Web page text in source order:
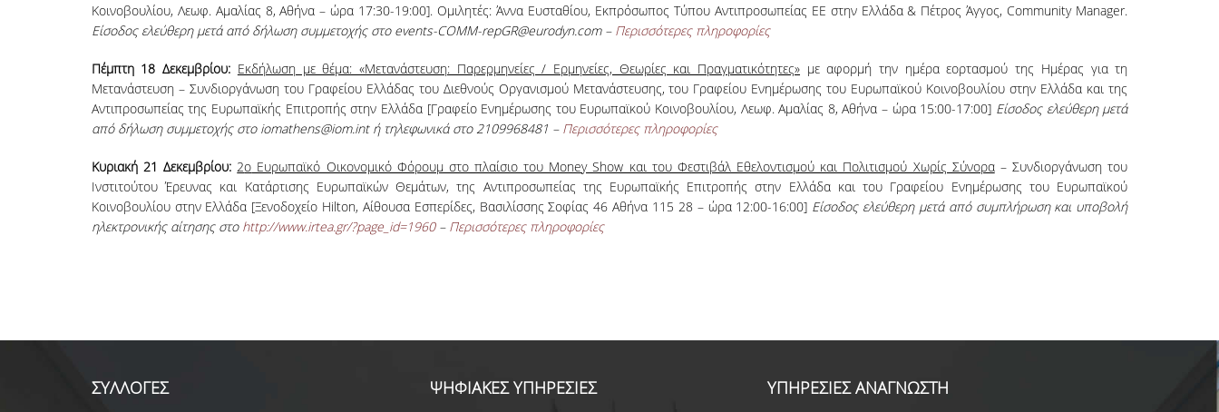
Κοινοβουλίου, Λεωφ. Αμαλίας 8, Αθήνα – ώρα 17:30-19:00]. Ομιλητές: Άννα Ευσταθίου, Εκπρόσωπος Τύπου Αντιπροσωπείας ΕΕ στην Ελλάδα & Πέτρος Άγγος, Community Manager.
Είσοδος ελεύθερη μετά από δήλωση συμμετοχής στο events-COMM-repGR@eurodyn.com – Περισσότερες πληροφορίες
Πέμπτη 18 Δεκεμβρίου: Εκδήλωση με θέμα: «Μετανάστευση: Παρερμηνείες / Ερμηνείες, Θεωρίες και Πραγματικότητες» με αφορμή την ημέρα εορτασμού της Ημέρας για τη
Μετανάστευση – Συνδιοργάνωση του Γραφείου Ελλάδας του Διεθνούς Οργανισμού Μετανάστευσης, του Γραφείου Ενημέρωσης του Ευρωπαϊκού Κοινοβουλίου στην Ελλάδα και της
Αντιπροσωπείας της Ευρωπαϊκής Επιτροπής στην Ελλάδα [Γραφείο Ενημέρωσης του Ευρωπαϊκού Κοινοβουλίου, Λεωφ. Αμαλίας 8, Αθήνα – ώρα 15:00-17:00] Είσοδος ελεύθερη μετά
από δήλωση συμμετοχής στο iomathens@iom.int ή τηλεφωνικά στο 2109968481 – Περισσότερες πληροφορίες
Κυριακή 21 Δεκεμβρίου: 2ο Ευρωπαϊκό Οικονομικό Φόρουμ στο πλαίσιο του Money Show και του Φεστιβάλ Εθελοντισμού και Πολιτισμού Χωρίς Σύνορα– Συνδιοργάνωση του
Ινστιτούτου Έρευνας και Κατάρτισης Ευρωπαϊκών Θεμάτων, της Αντιπροσωπείας της Ευρωπαϊκής Επιτροπής στην Ελλάδα και του Γραφείου Ενημέρωσης του Ευρωπαϊκού
Κοινοβουλίου στην Ελλάδα [Ξενοδοχείο Hilton, Αίθουσα Εσπερίδες, Βασιλίσσης Σοφίας 46 Αθήνα 115 28 – ώρα 12:00-16:00] Είσοδος ελεύθερη μετά από συμπλήρωση και υποβολή
ηλεκτρονικής αίτησης στο http://www.irtea.gr/?page_id=1960– Περισσότερες πληροφορίες
ΣΥΛΛΟΓΕΣ ΨΗΦΙΑΚΕΣ ΥΠΗΡΕΣΙΕΣ ΥΠΗΡΕΣΙΕΣ ΑΝΑΓΝΩΣΤΗ